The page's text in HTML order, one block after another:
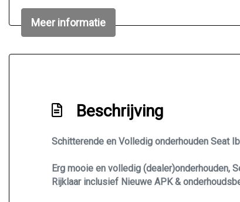
Sportvelgen
Meer informatie
Beschrijving
Schitterende en Volledig onderhouden Seat
Erg mooie en volledig (dealer)onderhouden,
Rijklaar inclusief Nieuwe APK &